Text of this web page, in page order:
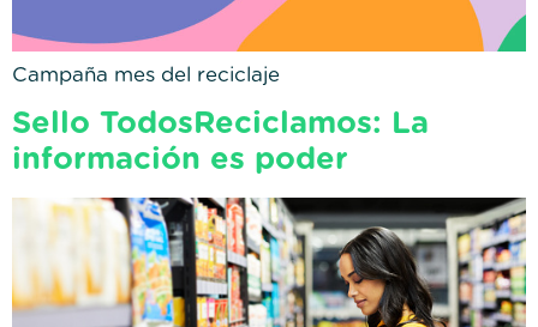
Campaña mes del reciclaje
Sello TodosReciclamos: La
información es poder